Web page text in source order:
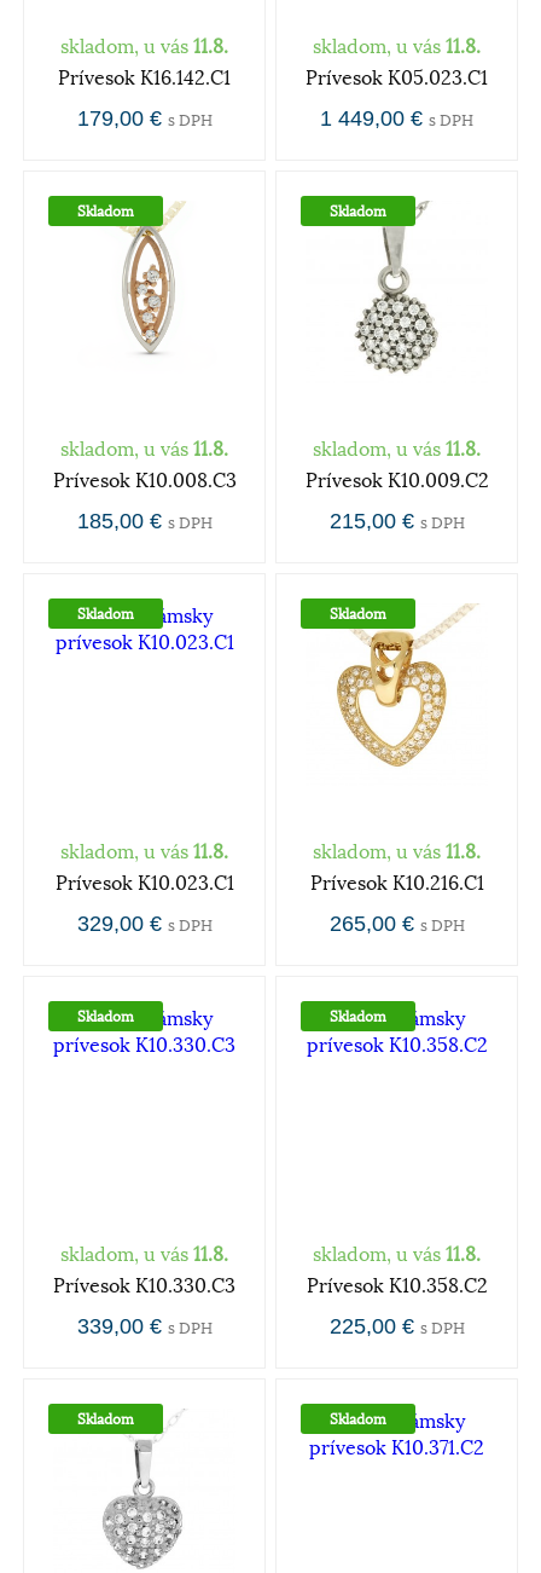
skladom, u vás 11.8.
Prívesok K16.142.C1
179,00 € s DPH
skladom, u vás 11.8.
Prívesok K05.023.C1
1 449,00 € s DPH
Skladom
skladom, u vás 11.8.
Prívesok K10.008.C3
185,00 € s DPH
Skladom
skladom, u vás 11.8.
Prívesok K10.009.C2
215,00 € s DPH
Skladom
skladom, u vás 11.8.
Prívesok K10.023.C1
329,00 € s DPH
Skladom
skladom, u vás 11.8.
Prívesok K10.216.C1
265,00 € s DPH
Skladom
skladom, u vás 11.8.
Prívesok K10.330.C3
339,00 € s DPH
Skladom
skladom, u vás 11.8.
Prívesok K10.358.C2
225,00 € s DPH
Skladom Skladom